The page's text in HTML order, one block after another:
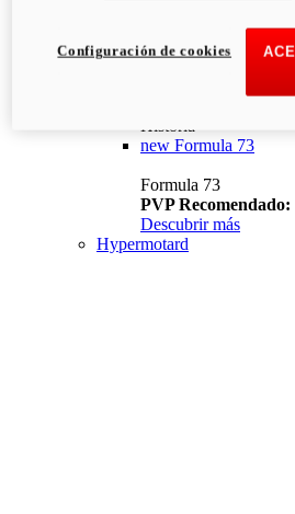
Historia
new Formula 73
Formula 73
PVP Recomendado:
Descubrir más
Hypermotard
Configuración de cookies